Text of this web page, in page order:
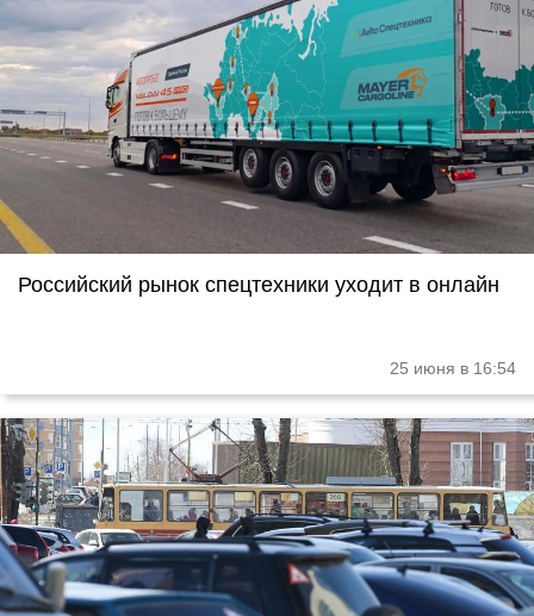
Российский рынок спецтехники уходит в онлайн
25 июня в 16:54